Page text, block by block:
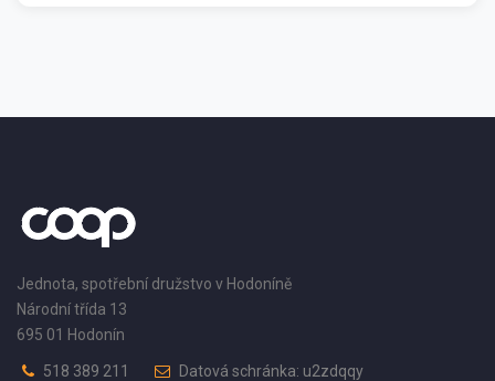
Jednota, spotřební družstvo v Hodoníně
Národní třída 13
695 01 Hodonín
518 389 211
Datová schránka: u2zdqqy